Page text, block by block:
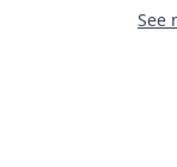
See